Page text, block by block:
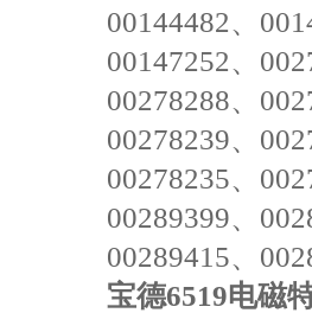
00144482、
00147252、
00278288、
00278239、
00278235、
00289399、
00289415、
宝德6519电磁